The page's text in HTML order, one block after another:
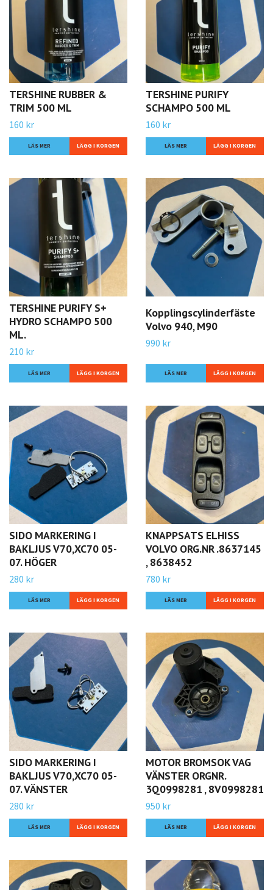
TERSHINE RUBBER &
TRIM 500 ML
160 kr
LÄS MER
TERSHINE PURIFY
SCHAMPO 500 ML
160 kr
LÄS MER
TERSHINE PURIFY S+
HYDRO SCHAMPO 500
ML.
210 kr
LÄS MER
Kopplingscylinderfäste
Volvo 940, M90
990 kr
LÄS MER
SIDO MARKERING I
BAKLJUS V70,XC70 05-
07. HÖGER
280 kr
LÄS MER
KNAPPSATS ELHISS
VOLVO ORG.NR .8637145
, 8638452
780 kr
LÄS MER
SIDO MARKERING I
BAKLJUS V70,XC70 05-
07. VÄNSTER
280 kr
LÄS MER
MOTOR BROMSOK VAG
VÄNSTER ORGNR.
3Q0998281 , 8V0998281
950 kr
LÄS MER